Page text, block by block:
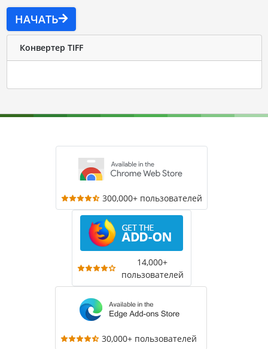
НАЧАТЬ
Конвертер TIFF
300,000+ пользователей
14,000+
пользователей
30,000+ пользователей